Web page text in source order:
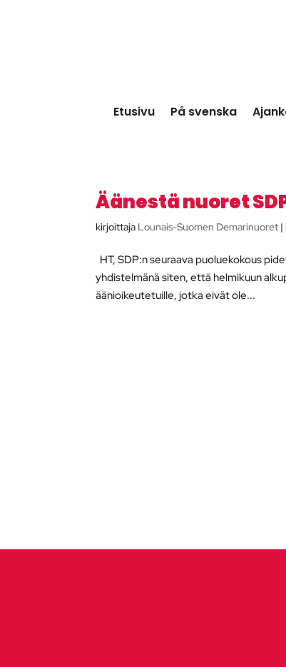
Etusivu På svenska
Äänestä nuoret
kirjoittaja Lounais-Suomen Demarinuoret |
HT, SDP:n seuraava puoluekokous
yhdistelmänä siten, että helmikuun
äänioikeutetuille, jotka eivät ole...